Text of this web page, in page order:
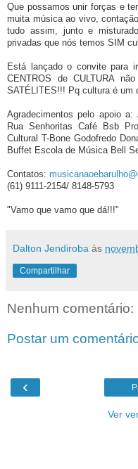
Que possamos unir forças e
muita música ao vivo,
tudo assim, junto e
privadas que nós temos SIM
Está lançado o convite para
CENTROS de CULTURA
SATÉLITES!!! Pq cultura é um
Agradecimentos pelo apoio
Rua Senhoritas Café Bsb
Cultural T-Bone Godofredo
Buffet Escola de Música Bell
Contatos:
(61) 9111-2154/ 8148-5793
"Vamo que vamo que dá!!!"
Dalton Jendiroba às
Compartilhar
Nenhum comentário:
Postar um
‹
Ver